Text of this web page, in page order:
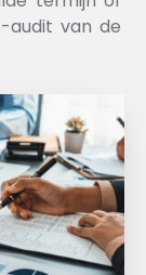
audit van de